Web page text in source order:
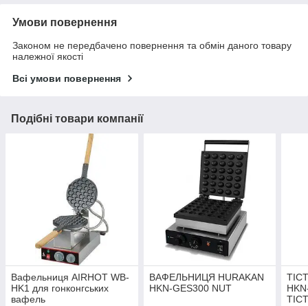
Умови повернення
Законом не передбачено повернення та обмін даного товару
належної якості
Всі умови повернення
Подібні товари компанії
Вафельниця AIRHOT WB-
HK1 для гонконгських
вафель
ВАФЕЛЬНИЦЯ HURAKAN
HKN-GES300 NUT